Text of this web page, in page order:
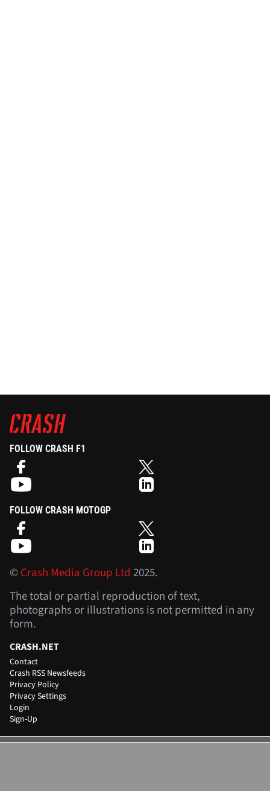
FOLLOW CRASH F1
FOLLOW CRASH MOTOGP
©Crash Media Group Ltd 2025.
The total or partial reproduction of text,
photographs or illustrations is not permitted in any
form.
CRASH.NET
Contact
Crash RSS Newsfeeds
Privacy Policy
Privacy Settings
Login
Sign-Up